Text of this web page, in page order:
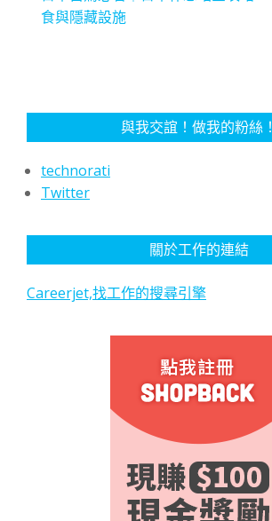
食與隱藏設施
與我交誼！做我的粉絲！
technorati
Twitter
關於工作的連結
Careerjet,找工作的搜尋引擎